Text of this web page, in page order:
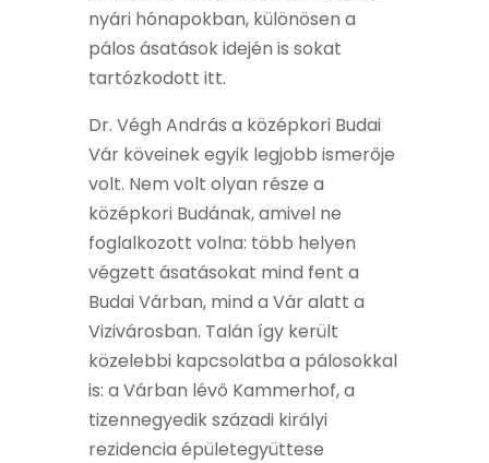
nyári hónapokban, különösen a
pálos ásatások idején is sokat
tartózkodott itt.
Dr. Végh András a középkori Budai
Vár köveinek egyik legjobb ismerője
volt. Nem volt olyan része a
középkori Budának, amivel ne
foglalkozott volna: több helyen
végzett ásatásokat mind fent a
Budai Várban, mind a Vár alatt a
Vizivárosban. Talán így került
közelebbi kapcsolatba a pálosokkal
is: a Várban lévő Kammerhof, a
tizennegyedik századi királyi
rezidencia épületegyüttese